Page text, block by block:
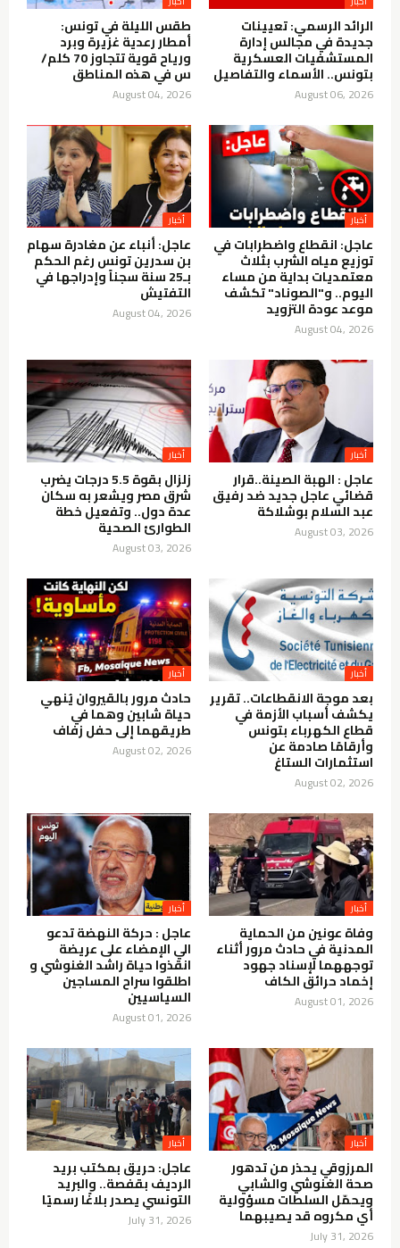
الرائد الرسمي: تعيينات
جديدة في مجالس إدارة
المستشفيات العسكرية
بتونس.. الأسماء والتفاصيل
August 06, 2026
طقس الليلة في تونس:
أمطار رعدية غزيرة وبرد
ورياح قوية تتجاوز 70 كلم/
س في هذه المناطق
August 04, 2026
أخبار
عاجل: انقطاع واضطرابات في
توزيع مياه الشرب بثلاث
معتمديات بداية من مساء
اليوم.. و"الصوناد" تكشف
موعد عودة التزويد
August 04, 2026
أخبار
عاجل: أنباء عن مغادرة سهام
بن سدرين تونس رغم الحكم
بـ25 سنة سجناً وإدراجها في
التفتيش
August 04, 2026
أخبار
عاجل : الهبة الصينة..قرار
قضائي عاجل جديد ضد رفيق
عبد السلام بوشلاكة
August 03, 2026
أخبار
زلزال بقوة 5.5 درجات يضرب
شرق مصر ويشعر به سكان
عدة دول.. وتفعيل خطة
الطوارئ الصحية
August 03, 2026
أخبار
بعد موجة الانقطاعات.. تقرير
يكشف أسباب الأزمة في
قطاع الكهرباء بتونس
وأرقامًا صادمة عن
استثمارات الستاغ
August 02, 2026
أخبار
حادث مرور بالقيروان يُنهي
حياة شابين وهما في
طريقهما إلى حفل زفاف
August 02, 2026
أخبار
وفاة عونين من الحماية
المدنية في حادث مرور أثناء
توجههما لإسناد جهود
إخماد حرائق الكاف
August 01, 2026
أخبار
عاجل : حركة النهضة تدعو
الي الإمضاء على عريضة
انقذوا حياة راشد الغنوشي و
اطلقوا سراح المساجين
السياسيين
August 01, 2026
أخبار
المرزوقي يحذر من تدهور
صحة الغنوشي والشابي
ويحمّل السلطات مسؤولية
أي مكروه قد يصيبهما
July 31, 2026
أخبار
عاجل: حريق بمكتب بريد
الرديف بقفصة.. والبريد
التونسي يصدر بلاغًا رسميًا
July 31, 2026